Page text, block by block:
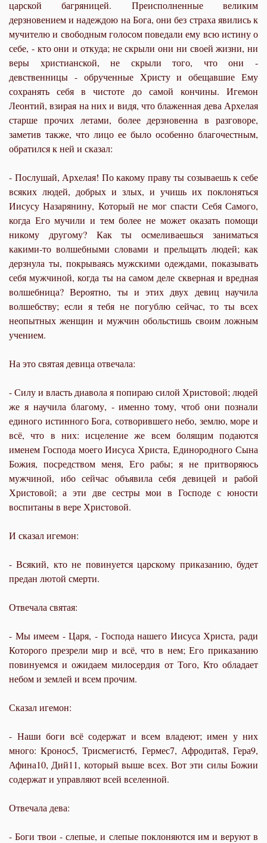
царской багряницей. Преисполненные великим
дерзновением и надеждою на Бога, они без страха явились к
мучителю и свободным голосом поведали ему всю истину о
себе, - кто они и откуда; не скрыли они ни своей жизни, ни
веры христианской, не скрыли того, что они -
девственницы - обрученные Христу и обещавшие Ему
сохранять себя в чистоте до самой кончины. Игемон
Леонтий, взирая на них и видя, что блаженная дева Архелая
старше прочих летами, более дерзновенна в разговоре,
заметив также, что лицо ее было особенно благочестным,
обратился к ней и сказал:
- Послушай, Архелая! По какому праву ты созываешь к себе
всяких людей, добрых и злых, и учишь их поклоняться
Иисусу Назарянину, Который не мог спасти Себя Самого,
когда Его мучили и тем более не может оказать помощи
никому другому? Как ты осмеливаешься заниматься
какими-то волшебными словами и прельщать людей; как
дерзнула ты, покрываясь мужскими одеждами, показывать
себя мужчиной, когда ты на самом деле скверная и вредная
волшебница? Вероятно, ты и этих двух девиц научила
волшебству; если я тебя не погублю сейчас, то ты всех
неопытных женщин и мужчин обольстишь своим ложным
учением.
На это святая девица отвечала:
- Силу и власть диавола я попираю силой Христовой; людей
же я научила благому, - именно тому, чтоб они познали
единого истинного Бога, сотворившего небо, землю, море и
всё, что в них: исцеление же всем болящим подаются
именем Господа моего Иисуса Христа, Единородного Сына
Божия, посредством меня, Его рабы; я не притворяюсь
мужчиной, ибо сейчас объявила себя девицей и рабой
Христовой; а эти две сестры мои в Господе с юности
воспитаны в вере Христовой.
И сказал игемон:
- Всякий, кто не повинуется царскому приказанию, будет
предан лютой смерти.
Отвечала святая:
- Мы имеем - Царя, - Господа нашего Иисуса Христа, ради
Которого презрели мир и всё, что в нем; Его приказанию
повинуемся и ожидаем милосердия от Того, Кто обладает
небом и землей и всем прочим.
Сказал игемон:
- Наши боги всё содержат и всем владеют; имен у них
много: Кронос5, Трисмегист6, Гермес7, Афродита8, Гера9,
Афина10, Дий11, который выше всех. Вот эти силы Божии
содержат и управляют всей вселенной.
Отвечала дева:
- Боги твои - слепые, и слепые поклоняются им и веруют в